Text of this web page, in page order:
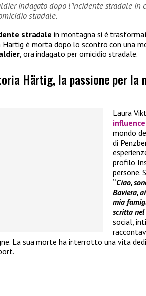
indagato dopo l’incidente stradale in
stradale.
stradale in montagna si è
Härtig è morta dopo lo scontro con una
, ora indagato per omicidio stradale.
Härtig, la passione per la
Laura
mondo
di
profilo
persone.
“Ciao,
Baviera,
mia
scritta nel
social,
La sua morte ha interrotto una vita